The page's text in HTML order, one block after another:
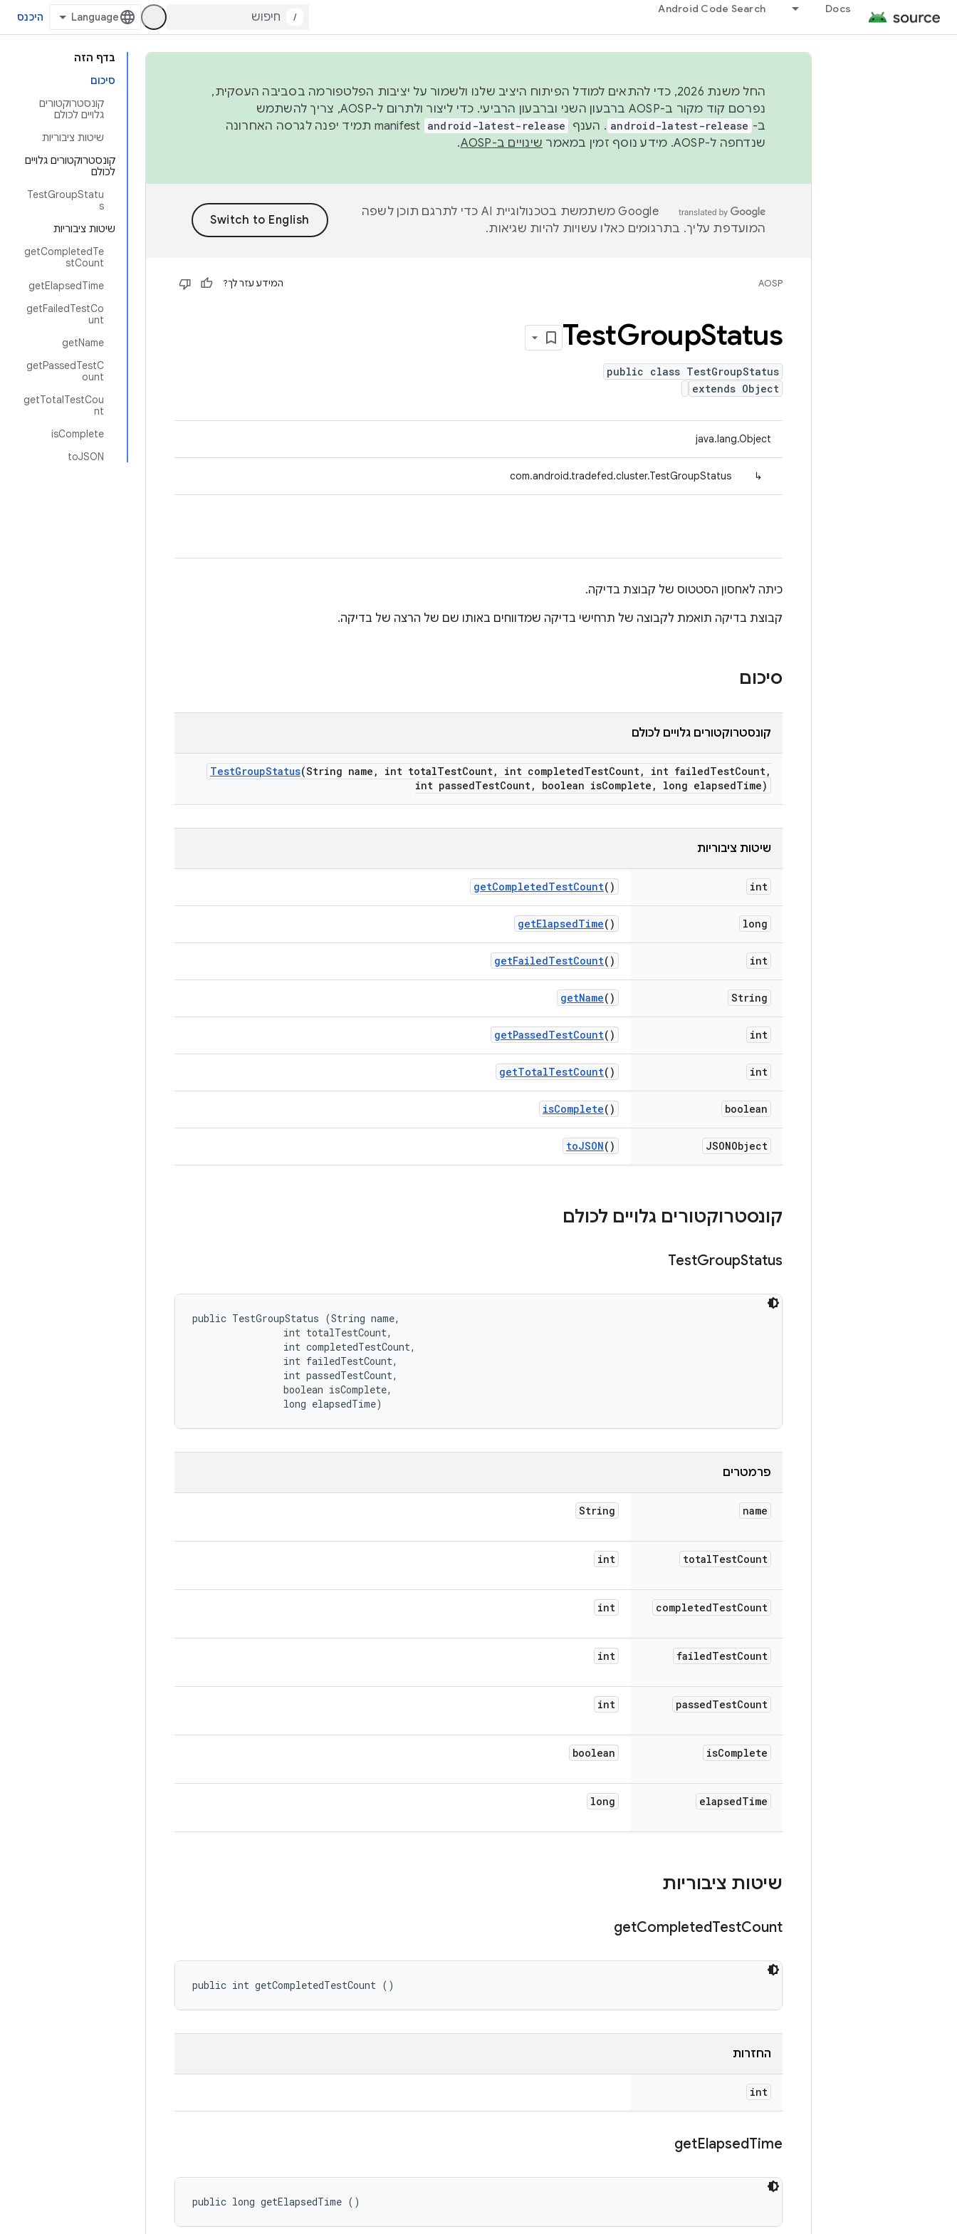
Docs
Android Code Search
/ היכנס
בדף הזה
סיכום
קונסטרוקטורים
גלויים לכולם
שיטות ציבוריות
קונסטרוקטורים גלויים
לכולם
TestGroupStatu
s
שיטות ציבוריות
getCompletedTe
stCount
getElapsedTime
getFailedTestCo
unt
getName
getPassedTestC
ount
getTotalTestCou
nt
isComplete
toJSON
החל משנת 2026, כדי להתאים למודל הפיתוח היציב שלנו ולשמור על יציבות הפלטפורמה בסביבה העסקית,
נפרסם קוד מקור ב-AOSP ברבעון השני וברבעון הרביעי. כדי ליצור ולתרום ל-AOSP, צריך להשתמש
ב- android-latest-release . הענף android-latest-release
manifest תמיד יפנה לגרסה האחרונה
שנדחפה ל-AOSP. מידע נוסף זמין במאמר
שינויים ב-AOSP .
‫Google משתמשת בטכנולוגיית AI כדי לתרגם תוכן לשפה
המועדפת עליך. בתרגומים כאלו עשויות להיות שגיאות.
AOSP המידע עזר לך?
TestGroupStatus
public class TestGroupStatus
extends Object
java.lang.Object
↳
com.android.tradefed.cluster.TestGroupStatus
כיתה לאחסון הסטטוס של קבוצת בדיקה.
קבוצת בדיקה תואמת לקבוצה של תרחישי בדיקה שמדווחים באותו שם של הרצה של בדיקה.
סיכום
קונסטרוקטורים גלויים לכולם
TestGroupStatus(String name , int totalTestCount, int completedTestCount, int failedTestCount,
int passedTestCount, boolean isComplete , long elapsedTime)
שיטות ציבוריות
int
getCompletedTestCount()
long
getElapsedTime()
int
getFailedTestCount()
String
getName()
int
getPassedTestCount()
int
getTotalTestCount()
boolean
isComplete()
JSONObject
toJSON()
קונסטרוקטורים גלויים לכולם
TestGroupStatus
public TestGroupStatus (String name,
                int totalTestCount,
                int completedTestCount,
                int failedTestCount,
                int passedTestCount,
                boolean isComplete,
                long elapsedTime)
פרמטרים
name
String
totalTestCount
int
completedTestCount
int
failedTestCount
int
passedTestCount
int
isComplete
boolean
elapsedTime
long
שיטות ציבוריות
getCompletedTestCount
public int getCompletedTestCount ()
החזרות
int
getElapsedTime
public long getElapsedTime ()